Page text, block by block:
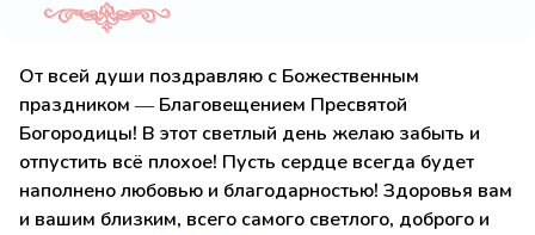
От всей души поздравляю с Божественным
праздником — Благовещением Пресвятой
Богородицы! В этот светлый день желаю забыть и
отпустить всё плохое! Пусть сердце всегда будет
наполнено любовью и благодарностью! Здоровья вам
и вашим близким, всего самого светлого, доброго и